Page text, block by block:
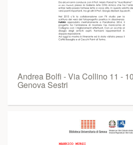
Andrea Bolfi - Via Collino 11 -
Genova Sestri